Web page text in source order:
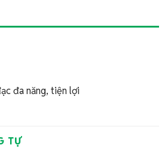
đa năng, tiện lợi
TỰ